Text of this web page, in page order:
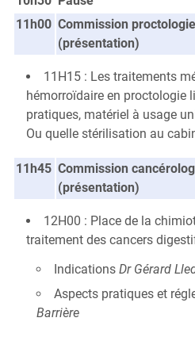
11h00 Commission proctologie
(présentation)
11H15 : Les traitements
hémorroïdaire en proctologie
pratiques, matériel à usage
Ou quelle stérilisation au
11h45 Commission
(présentation)
12H00 : Place de la
traitement des cancers
Indications Dr Gérard
Aspects pratiques et
Barrière